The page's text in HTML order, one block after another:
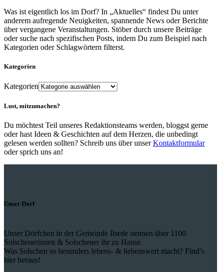
Was ist eigentlich los im Dorf? In „Aktuelles“ findest Du unter
anderem aufregende Neuigkeiten, spannende News oder Berichte
über vergangene Veranstaltungen. Stöber durch unsere Beiträge
oder suche nach spezifischen Posts, indem Du zum Beispiel nach
Kategorien oder Schlagwörtern filterst.
Kategorien
Kategorien
Lust, mitzumachen?
Du möchtest Teil unseres Redaktionsteams werden, bloggst gerne
oder hast Ideen & Geschichten auf dem Herzen, die unbedingt
gelesen werden sollten? Schreib uns über unserKontaktformular
oder sprich uns an!
Unser Dorf
Unser Dörfchen in der Gemeinde Ilsede nennen über 1100
Solschenerinnen & Solschener ihr zu Hause.
Was Solschen so besonders lebens- & liebenswert macht? Find’s
hier heraus!